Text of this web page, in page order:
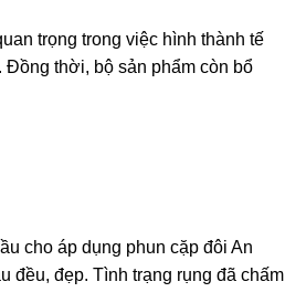
trọng trong việc hình thành tế
Đồng thời, bộ sản phẩm còn bổ
cho áp dụng phun cặp đôi An
đều, đẹp. Tình trạng rụng đã chấm